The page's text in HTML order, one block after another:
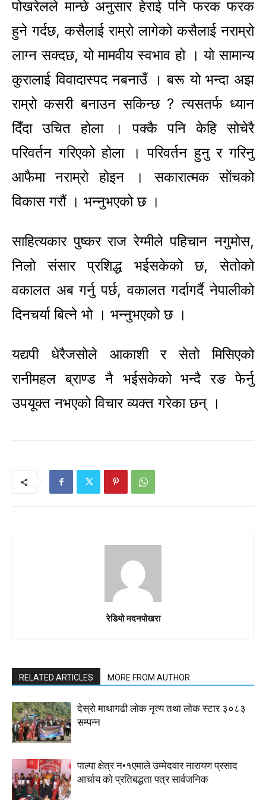
पोखरेलले मान्छे अनुसार हेराई पनि फरक फरक
हुने गर्दछ, कसैलाई राम्रो लागेको कसैलाई नराम्रो
लाग्न सक्दछ, यो मामवीय स्वभाव हो । यो सामान्य
कुरालाई विवादास्पद नबनाउँ । बरू यो भन्दा अझ
राम्रो कसरी बनाउन सकिन्छ ? त्यसतर्फ ध्यान
दिँदा उचित होला । पक्कै पनि केहि सोचेरै
परिवर्तन गरिएको होला । परिवर्तन हुनु र गरिनु
आफैमा नराम्रो होइन । सकारात्मक साेंचको
विकास गरौं । भन्नुभएको छ ।
साहित्यकार पुष्कर राज रेग्मीले पहिचान नगुमोस,
निलो संसार प्रशिद्ध भईसकेको छ, सेतोको
वकालत अब गर्नु पर्छ, वकालत गर्दागर्दै नेपालीको
दिनचर्या बित्ने भो । भन्नुभएको छ ।
यद्यपी धेरैजसोले आकाशी र सेतो मिसिएको
रानीमहल ब्राण्ड नै भईसकेको भन्दै रङ फेर्नु
उपयूक्त नभएको विचार व्यक्त गरेका छन् ।
रेडियो मदनपोखरा
RELATED ARTICLES MORE FROM AUTHOR
देस्राे माथागढी लाेक नृत्य तथा लाेक स्टार ३०८३
सम्पन्न
पाल्पा क्षेत्र न•१एमाले उम्मेदवार नारायण प्रसाद
आर्चाय काे प्रतिबद्धता पत्र सार्वजनिक